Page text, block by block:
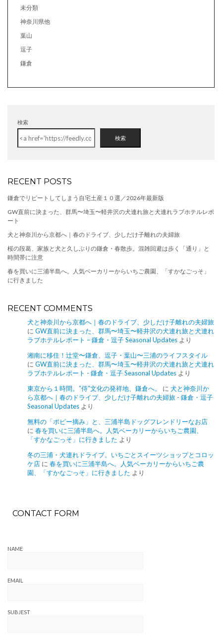
未分類
神奈川県他
葉山
逗子
鎌倉
検索
検索
RECENT POSTS
鎌倉でリピートしてしまう自宅土産１０選／2026年最新版
GW直前に決まった、群馬〜埼玉〜軽井沢の犬連れ旅と犬連れラブホテルレポ
ート
犬と神奈川から京都へ｜春のドライブ、少しだけ子離れの夫婦旅
桜の段葛、家族と犬と久しぶりの鎌倉・春散歩。混雑回避は歩く「通り」と
時間帯に注意
春を買いに三浦半島へ。人気ベーカリーからいちご農園、「すかなごっそ」
に行きました
RECENT COMMENTS
犬と神奈川から京都へ｜春のドライブ、少しだけ子離れの夫婦旅
に GW直前に決まった、群馬〜埼玉〜軽井沢の犬連れ旅と犬連れ
ラブホテルレポート – 鎌倉・逗子 Seasonal Updates より
湘南に移住！辻堂〜鎌倉、逗子・葉山〜三浦のライフスタイル
に GW直前に決まった、群馬〜埼玉〜軽井沢の犬連れ旅と犬連れ
ラブホテルレポート - 鎌倉・逗子 Seasonal Updates より
東京から１時間。”侍”文化の発祥地、鎌倉へ。
に 犬と神奈川か
ら京都へ｜春のドライブ、少しだけ子離れの夫婦旅 - 鎌倉・逗子
Seasonal Updates より
無料の「ポピー摘み」と、三浦半島ドッグフレンドリーなお店
に 春を買いに三浦半島へ。人気ベーカリーからいちご農園、
「すかなごっそ」に行きました より
冬の三浦・犬連れドライブ。いちごとスイーツショップとコロッ
ケ店 に 春を買いに三浦半島へ。人気ベーカリーからいちご農
園、「すかなごっそ」に行きました より
CONTACT FORM
NAME
EMAIL
SUBJEST